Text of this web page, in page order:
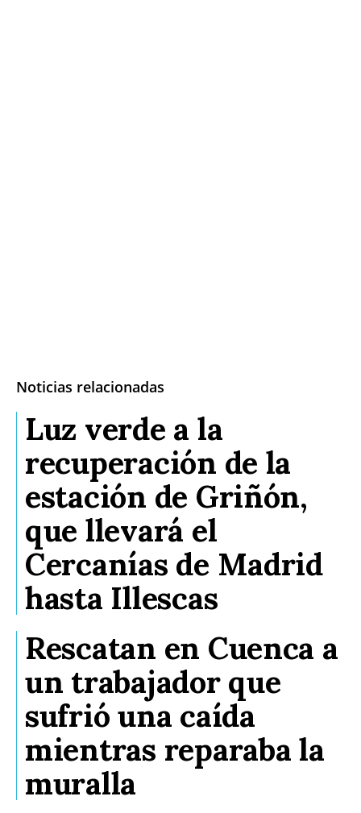
Noticias relacionadas
Luz verde a la
recuperación de la
estación de Griñón,
que llevará el
Cercanías de Madrid
hasta Illescas
Rescatan en Cuenca a
un trabajador que
sufrió una caída
mientras reparaba la
muralla